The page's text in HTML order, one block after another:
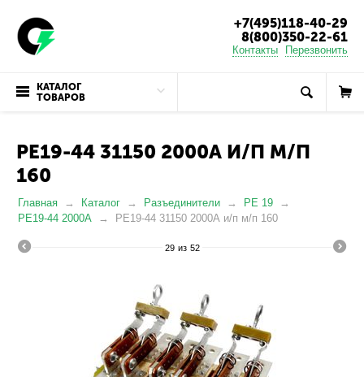
+7(495)118-40-29
8(800)350-22-61
Контакты Перезвонить
КАТАЛОГ
ТОВАРОВ
РЕ19-44 31150 2000А И/П М/П
160
Главная Каталог Разъединители
РЕ 19
РЕ19-44 2000А
РЕ19-44 31150 2000А и/п м/п 160
29 из 52